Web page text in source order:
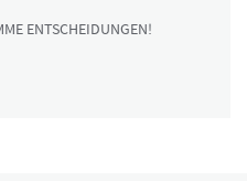
ENTSCHEIDUNGEN!